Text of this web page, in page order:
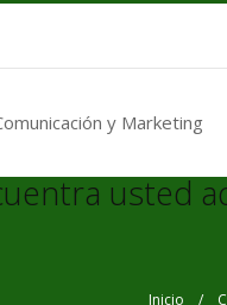
y Marketing
usted
Inicio /